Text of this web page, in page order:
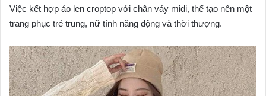
Việc kết hợp áo len croptop với chân váy midi, thể tạo nên một
trang phục trẻ trung, nữ tính năng động và thời thượng.